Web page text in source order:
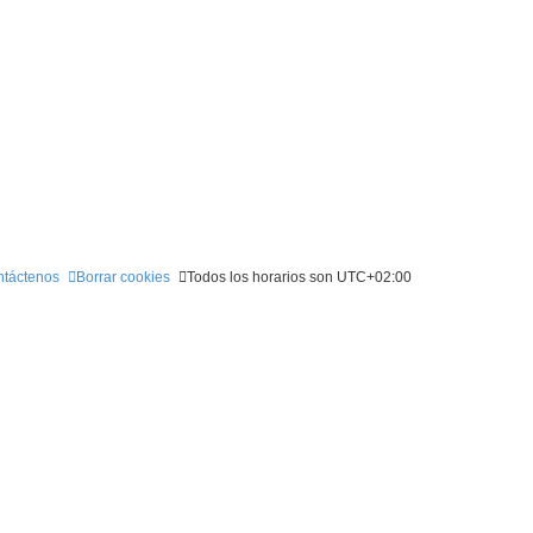
Todos los horarios son UTC+02:00
Borrar cookies